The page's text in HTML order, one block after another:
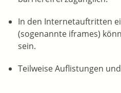
In den Internetauftritten
(sogenannte iframes)
sein.
Teilweise Auflistungen